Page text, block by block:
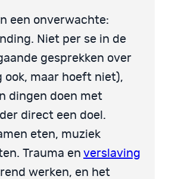
een onverwachte:
Niet per se in de
gesprekken over
ook, maar hoeft niet),
dingen doen met
direct een doel.
eten, muziek
Trauma en verslaving
werken, en het